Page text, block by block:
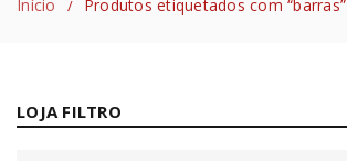
Início / Produtos etiquetados com “barras”
LOJA FILTRO